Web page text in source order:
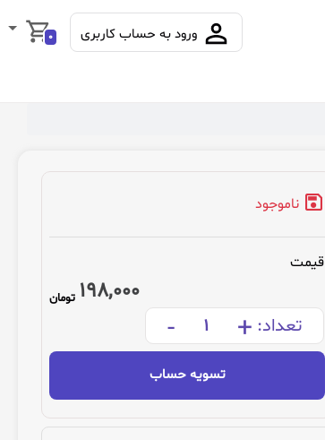
0 ورود به حساب کاربری
ناموجود
قیمت
198,000 تومان
تعداد: +
-
تسویه حساب